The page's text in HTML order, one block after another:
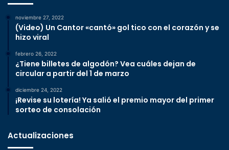
noviembre 27, 2022
(Video) Un Cantor «cantó» gol tico con el corazón y se
hizo viral
febrero 26, 2022
¿Tiene billetes de algodón? Vea cuáles dejan de
circular a partir del 1 de marzo
diciembre 24, 2022
¡Revise su lotería! Ya salió el premio mayor del primer
sorteo de consolación
Actualizaciones